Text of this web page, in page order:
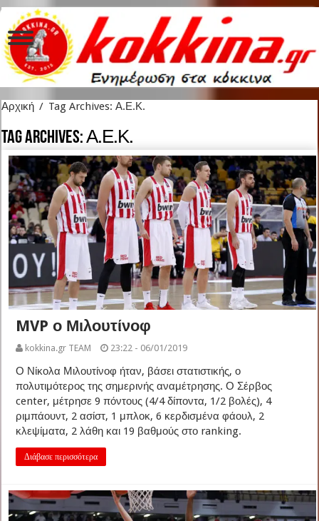
Αρχική / Tag Archives: Α.Ε.Κ.
Tag Archives:Α.Ε.Κ.
MVP ο Μιλουτίνοφ
kokkina.gr TEAM 23:22 - 06/01/2019
Ο Νίκολα Μιλουτίνοφ ήταν, βάσει στατιστικής, ο
πολυτιμότερος της σημερινής αναμέτρησης. Ο Σέρβος
center, μέτρησε 9 πόντους (4/4 δίποντα, 1/2 βολές), 4
ριμπάουντ, 2 ασίστ, 1 μπλοκ, 6 κερδισμένα φάουλ, 2
κλεψίματα, 2 λάθη και 19 βαθμούς στο ranking.
Διάβασε περισσότερα